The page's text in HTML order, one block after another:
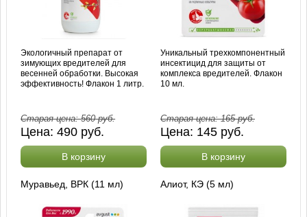
Экологичный препарат от
зимующих вредителей для
весенней обработки. Высокая
эффективность! Флакон 1 литр.
Старая цена:560руб.
Цена:490 руб.
В корзину
Уникальный трехкомпонентный
инсектицид для защиты от
комплекса вредителей. Флакон
10 мл.
Старая цена:165руб.
Цена: 145 руб.
В корзину
Муравьед, ВРК (11 мл) Алиот, КЭ (5 мл)